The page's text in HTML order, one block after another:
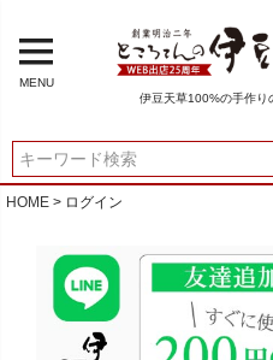
MENU
伊豆天草100%の手作り
HOME ログイン